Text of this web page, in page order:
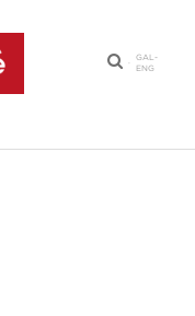
·
GAL-
ENG